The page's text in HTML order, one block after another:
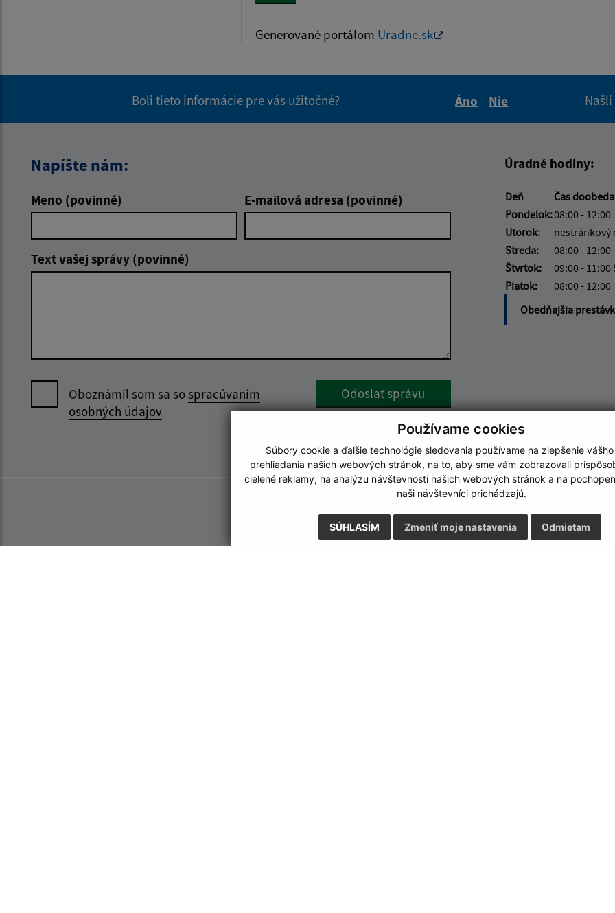
Používame cookies
Súbory cookie a ďalšie technológie sledovania používame na zlepšenie
prehliadania našich webových stránok, na to, aby sme vám zobrazovali
cielené reklamy, na analýzu návštevnosti našich webových stránok a na
naši návštevníci prichádzajú.
SÚHLASÍM Odmietam
Zmeniť moje nastavenia
Generované portálom Uradne.sk
Boli tieto informácie pre vás užitočné?
Áno
Nie
Napíšte nám:
Meno (povinné) E-mailová adresa (povinné)
Text vašej správy (povinné)
Oboznámil som sa sospracúvaním
osobných údajov
Odoslať správu
Úradné hodiny:
Deň Čas doobeda
Pondelok:08:00 - 12:00
Utorok:
nestránkový
Streda:
08:00 - 12:00
Štvrtok:
09:00 -
Piatok:
08:00 - 12:00
Obedňajšia